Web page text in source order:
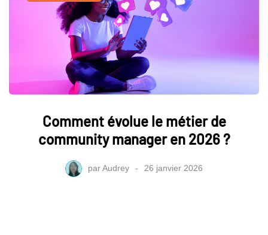
Comment évolue le métier de
community manager en 2026 ?
parAudrey 26 janvier 2026